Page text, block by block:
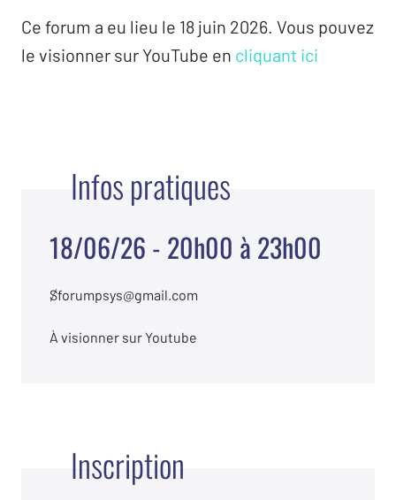
Infos pratiques
18/06/26 - 20h00 à 23h00
⒮forumpsys@gmail.com
À visionner sur Youtube
Inscription
Ce forum a eu lieu le 18 juin 2026. Vous pouvez
le visionner sur YouTube en cliquant ici